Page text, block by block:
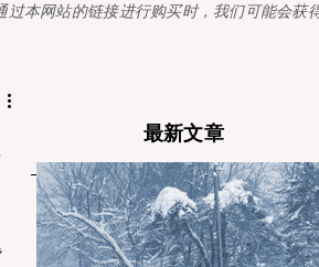
本网站的链接进行购买时，我们可能会获
最新文章